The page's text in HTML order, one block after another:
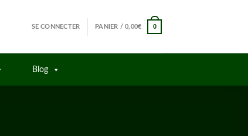
SE CONNECTER PANIER /0,00€ 0
Blog